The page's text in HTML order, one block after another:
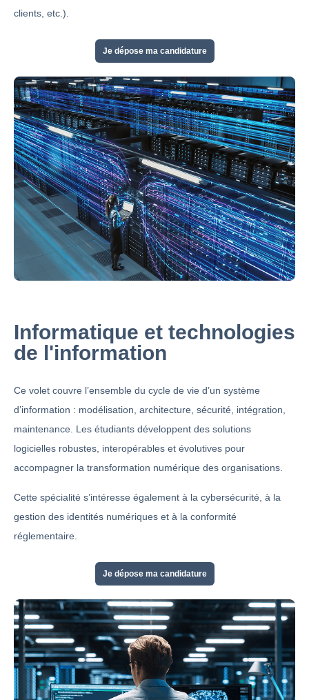
clients, etc.).
Je dépose ma candidature
Informatique et technologies
de l'information
Ce volet couvre l’ensemble du cycle de vie d’un système
d’information : modélisation, architecture, sécurité, intégration,
maintenance. Les étudiants développent des solutions
logicielles robustes, interopérables et évolutives pour
accompagner la transformation numérique des organisations.
Cette spécialité s’intéresse également à la cybersécurité, à la
gestion des identités numériques et à la conformité
réglementaire.
Je dépose ma candidature